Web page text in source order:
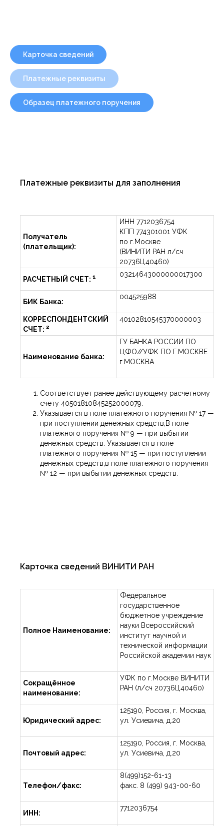
Карточка сведений
Платежные реквизиты
Образец платежного поручения
Платежные реквизиты для заполнения
Получатель
(плательщик):
ИНН 7712036754
КПП 774301001 УФК
по г.Москве
(ВИНИТИ РАН л/сч
20736Ц40460)
РАСЧЕТНЫЙ СЧЕТ: 1 03214643000000017300
БИК Банка:
004525988
КОРРЕСПОНДЕНТСКИЙ
СЧЕТ: 2
40102810545370000003
Наименование банка:
ГУ БАНКА РОССИИ ПО
ЦФО//УФК ПО Г.МОСКВЕ
г.МОСКВА
Соответствует ранее действующему расчетному
счету 40501810845252000079.
Указывается в поле платежного поручения № 17 —
при поступлении денежных средств,В поле
платежного поручения № 9 — при выбытии
денежных средств. Указывается в поле
платежного поручения № 15 — при поступлении
денежных средств,в поле платежного поручения
№ 12 — при выбытии денежных средств.
Карточка сведений ВИНИТИ РАН
Полное Наименование:
Федеральное
государственное
бюджетное учреждение
науки Всероссийский
институт научной и
технической информации
Российской академии наук
Сокращённое
наименование:
УФК по г.Москве ВИНИТИ
РАН (л/сч 20736Ц40460)
Юридический адрес:
125190, Россия, г. Москва,
ул. Усиевича, д.20
Почтовый адрес:
125190, Россия, г. Москва,
ул. Усиевича, д.20
Телефон/факс:
8(499)152-61-13
факс. 8 (499) 943-00-60
ИНН:
7712036754